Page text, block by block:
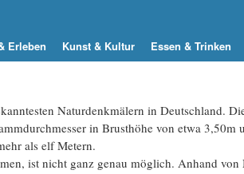
Erleben Kunst & Kultur Essen & Trinken
Naturdenkmälern in Deutschland.
in Brusthöhe von etwa 3,50m
als elf Metern.
ist nicht ganz genau möglich. Anhand von